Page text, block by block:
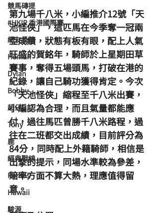
競馬磚提
#HKIR 香港國際賽
網友投稿
Homan
Dylan
Bobby
超仔
Tony
鹿
經典戰線
Ramos
Hawaii
駿源
第九場千八米，小編推介12號「天
池怪俠」，這匹馬在今季奪一冠兩
亞成績，狀態有板有眼，配上人氣
旺盛的賀銘年，騎師於上星期田草
賽事，奪得五場頭馬，打破在港的
紀錄，讓自己騎功獲得肯定。今次
「天池怪俠」縮程至千八米出賽，
小編認為合理，而且氣量都能應
付，過往馬匹曾勝千八米路程，過
往在二班都交出成績，目前評分為
84分，同時配上外籍騎師，相信是
出撃的提示，同場水準較為參差，
賠率方面不算大熱，理應值得留
意。